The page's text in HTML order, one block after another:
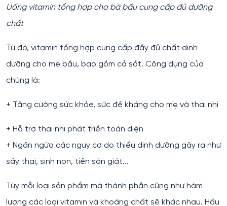
Uống vitamin tổng hợp cho bà bầu cung cấp đủ dưỡng
chất
Từ đó, vitamin tổng hợp cung cấp đầy đủ chất dinh
dưỡng cho mẹ bầu, bao gồm cả sắt. Công dụng của
chúng là:
+ Tăng cường sức khỏe, sức đề kháng cho mẹ và thai nhi
+ Hỗ trợ thai nhi phát triển toàn diện
+ Ngăn ngừa các nguy cơ do thiếu dinh dưỡng gây ra như
sảy thai, sinh non, tiền sản giật...
Tùy mỗi loại sản phẩm mà thành phần cũng như hàm
lượng các loại vitamin và khoáng chất sẽ khác nhau. Hầu